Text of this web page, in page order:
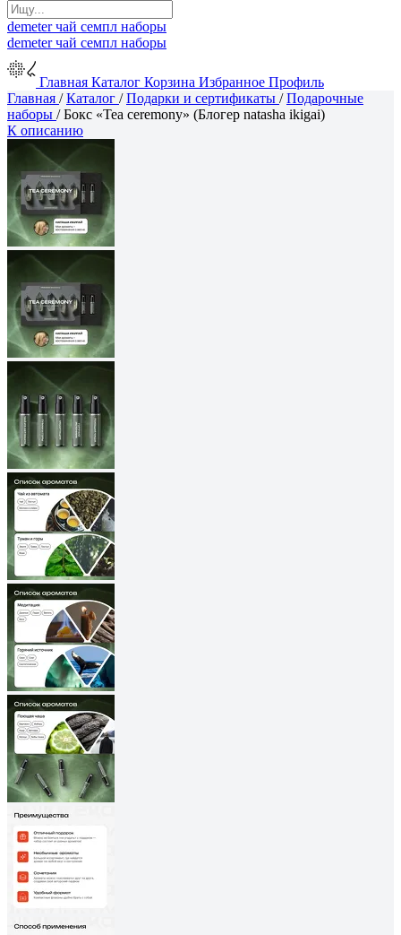
demeterчай семпл наборы
demeterчай семпл наборы
Главная Каталог Корзина Избранное Профиль
Главная /Каталог /Подарки и сертификаты /Подарочные
наборы /Бокс «Tea ceremony» (Блогер natasha ikigai)
К описанию